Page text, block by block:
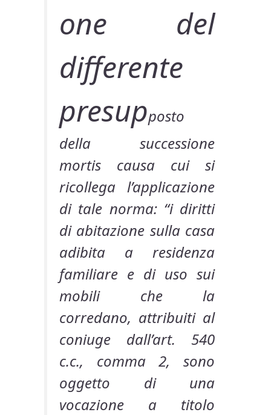
one del
differente
presupposto
della successione
mortis causa cui si
ricollega l’applicazione
di tale norma: “i diritti
di abitazione sulla casa
adibita a residenza
familiare e di uso sui
mobili che la
corredano, attribuiti al
coniuge dall’art. 540
c.c., comma 2, sono
oggetto di una
vocazione a titolo